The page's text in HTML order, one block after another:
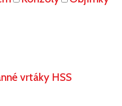
vrtáky HSS